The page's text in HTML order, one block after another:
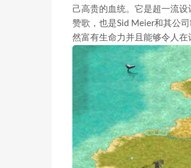
己高贵的血统。它是超一流
赞歌，也是Sid Meier和其公
然富有生命力并且能够令人在